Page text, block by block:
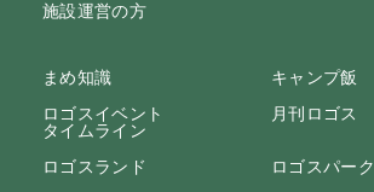
施設運営の方
まめ知識
キャンプ飯
ロゴスイベント
タイムライン
月刊ロゴス
ロゴスランド
ロゴスパーク